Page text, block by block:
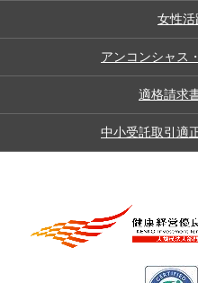
女性
アンコンシャス
適格請求
中小受託取引適